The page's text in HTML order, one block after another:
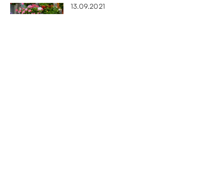
13.09.2021